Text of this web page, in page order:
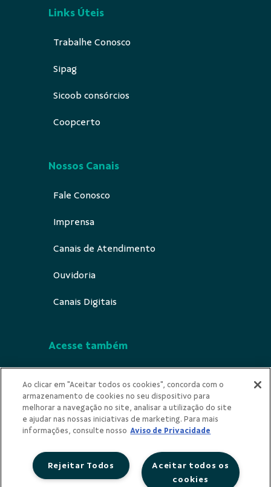
Links Úteis
Trabalhe Conosco
Sipag
Sicoob consórcios
Coopcerto
Nossos Canais
Fale Conosco
Imprensa
Canais de Atendimento
Ouvidoria
Canais Digitais
Acesse também
Indícios de Ilicitude
Privacidade
Ao clicar em "Aceitar todos os cookies", concorda com o
armazenamento de cookies no seu dispositivo para
melhorar a navegação no site, analisar a utilização do site
e ajudar nas nossas iniciativas de marketing. Para mais
informações, consulte nosso Aviso de Privacidade
Aceitar todos os
cookies
Rejeitar Todos